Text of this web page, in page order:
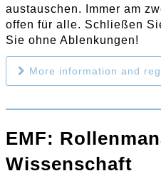
austauschen. Immer am
offen für alle. Schließen
Sie ohne Ablenkungen!
More information and
EMF:
Wissenschaft